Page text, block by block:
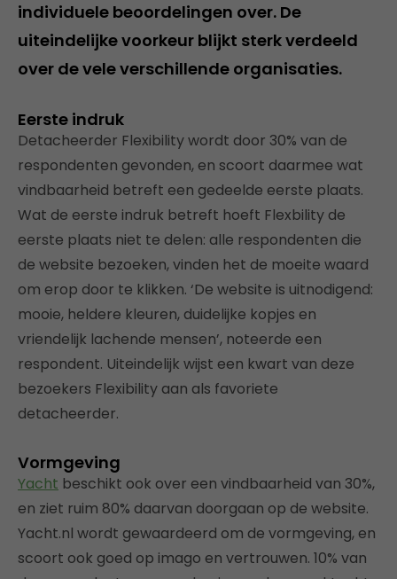
individuele beoordelingen over. De
uiteindelijke voorkeur blijkt sterk verdeeld
over de vele verschillende organisaties.
Eerste indruk
Detacheerder Flexibility wordt door 30% van de
respondenten gevonden, en scoort daarmee wat
vindbaarheid betreft een gedeelde eerste plaats.
Wat de eerste indruk betreft hoeft Flexbility de
eerste plaats niet te delen: alle respondenten die
de website bezoeken, vinden het de moeite waard
om erop door te klikken. ‘De website is uitnodigend:
mooie, heldere kleuren, duidelijke kopjes en
vriendelijk lachende mensen’, noteerde een
respondent. Uiteindelijk wijst een kwart van deze
bezoekers Flexibility aan als favoriete
detacheerder.
Vormgeving
Yacht beschikt ook over een vindbaarheid van 30%,
en ziet ruim 80% daarvan doorgaan op de website.
Yacht.nl wordt gewaardeerd om de vormgeving, en
scoort ook goed op imago en vertrouwen. 10% van